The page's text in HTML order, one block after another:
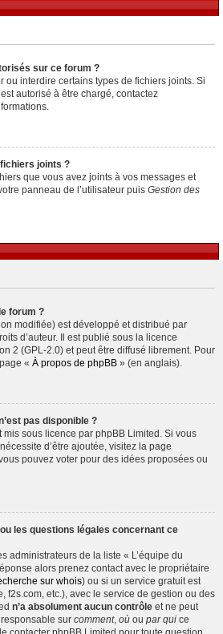
sur ce forum ?
ou interdire certains types de fichiers joints. Si
autorisé à être chargé, contactez
joints ?
que vous avez joints à vos messages et
panneau de l’utilisateur puis Gestion des
forum ?
modifiée) est développé et distribué par
d’auteur. Il est publié sous la licence
2 (GPL-2.0) et peut être diffusé librement. Pour
« À propos de phpBB » (en anglais).
pas disponible ?
sous licence par phpBB Limited. Si vous
d’être ajoutée, visitez la page
pouvez voter pour des idées proposées ou
les questions légales concernant ce
administrateurs de la liste « L’équipe du
alors prenez contact avec le propriétaire
sur whois) ou si un service gratuit est
f2s.com, etc.), avec le service de gestion ou des
n’a absolument aucun contrôle et ne peut
sur comment, où ou par qui ce